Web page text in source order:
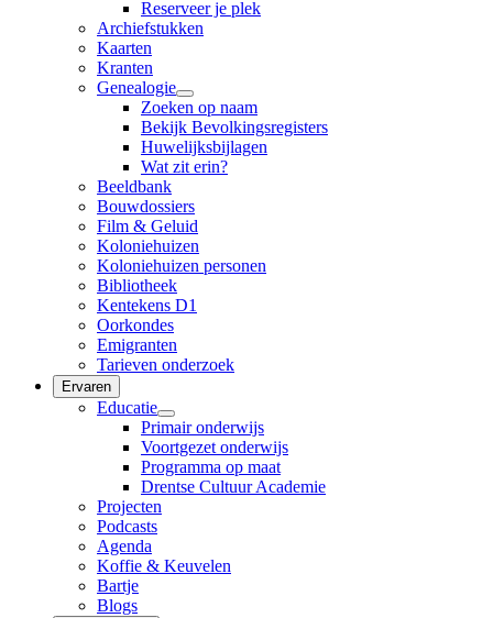
Reserveer je plek
Archiefstukken
Kaarten
Kranten
Genealogie
Zoeken op naam
Bekijk Bevolkingsregisters
Huwelijksbijlagen
Wat zit erin?
Beeldbank
Bouwdossiers
Film & Geluid
Koloniehuizen
Koloniehuizen personen
Bibliotheek
Kentekens D1
Oorkondes
Emigranten
Tarieven onderzoek
Ervaren
Educatie
Primair onderwijs
Voortgezet onderwijs
Programma op maat
Drentse Cultuur Academie
Projecten
Podcasts
Agenda
Koffie & Keuvelen
Bartje
Blogs